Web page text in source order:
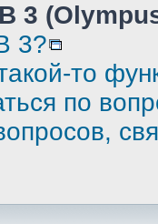
3
3?
то
по